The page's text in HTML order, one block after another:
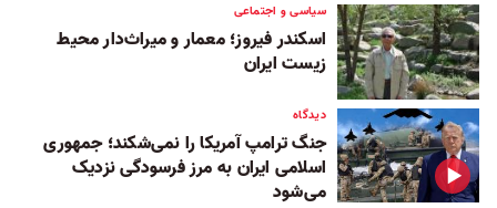
سیاسی و اجتماعی
اسکندر فیروز؛ معمار و میراث‌دار محیط
زیست ایران
دیدگاه
جنگ ترامپ آمریکا را نمی‌شکند؛ جمهوری
اسلامی ایران به مرز فرسودگی نزدیک
می‌شود